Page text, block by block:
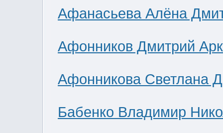
Афанасьева Алёна
Афонников Дмитрий
Афонникова Светлана
Бабенко Владимир